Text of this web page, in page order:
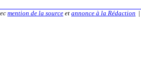
mention de la source et annonce à la Rédaction